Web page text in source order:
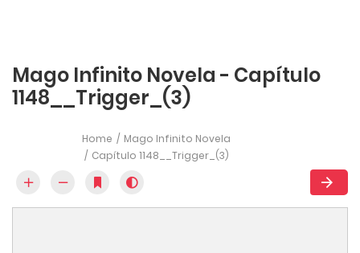
Mago Infinito Novela - Capítulo
1148__Trigger_(3)
Home
Mago Infinito Novela
Capítulo 1148__Trigger_(3)